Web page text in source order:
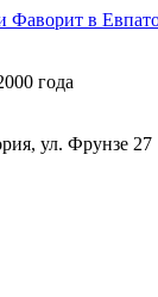
года
ул. Фрунзе 27